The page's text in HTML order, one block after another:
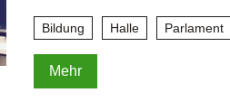
Bildung Halle Parlament
Mehr